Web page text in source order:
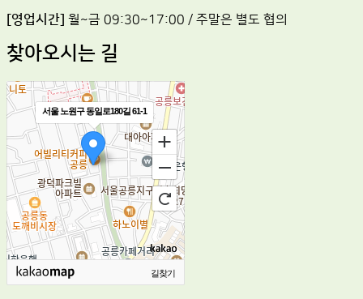
[영업시간] 월~금 09:30~17:00 / 주말은 별도 협의
찾아오시는 길
서울 노원구 동일로180길 61-1
길찾기